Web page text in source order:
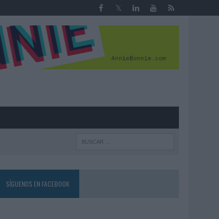
SÍGUENOS EN FACEBOOK